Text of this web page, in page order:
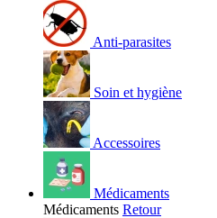
Anti-parasites
Soin et hygiène
Accessoires
Médicaments
Médicaments Retour